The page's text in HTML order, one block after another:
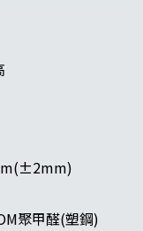
聚甲醛(塑鋼)